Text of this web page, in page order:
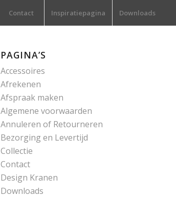
Contact Inspiratiepagina Downloads
PAGINA’S
Accessoires
Afrekenen
Afspraak maken
Algemene voorwaarden
Annuleren of Retourneren
Bezorging en Levertijd
Collectie
Contact
Design Kranen
Downloads